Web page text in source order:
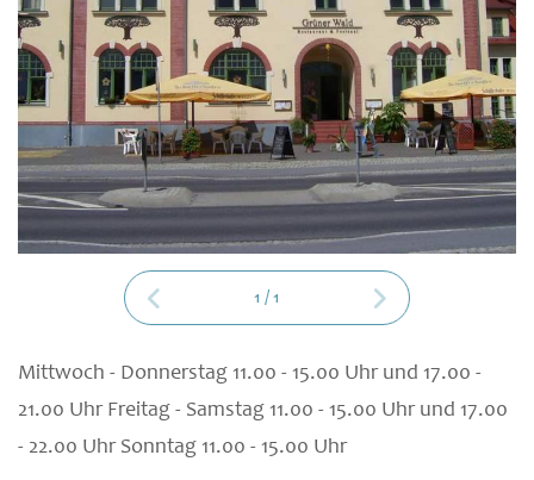
1 /1
Mittwoch - Donnerstag 11.00 - 15.00 Uhr und 17.00 -
21.00 Uhr Freitag - Samstag 11.00 - 15.00 Uhr und 17.00
- 22.00 Uhr Sonntag 11.00 - 15.00 Uhr